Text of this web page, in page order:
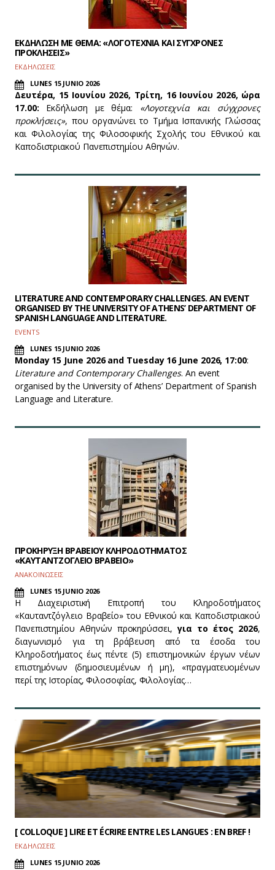
ΕΚΔΗΛΩΣΗ ΜΕ ΘΕΜΑ: «ΛΟΓΟΤΕΧΝΙΑ ΚΑΙ ΣΥΓΧΡΟΝΕΣ
ΠΡΟΚΛΗΣΕΙΣ»
ΕΚΔΗΛΩΣΕΙΣ
LUNES 15 JUNIO 2026
Δευτέρα, 15 Ιουνίου 2026, Τρίτη, 16 Ιουνίου 2026, ώρα
17.00: Εκδήλωση με θέμα: «Λογοτεχνία και σύγχρονες
προκλήσεις», που οργανώνει το Τμήμα Ισπανικής Γλώσσας
και Φιλολογίας της Φιλοσοφικής Σχολής του Εθνικού και
Καποδιστριακού Πανεπιστημίου Αθηνών.
LITERATURE AND CONTEMPORARY CHALLENGES. AN EVENT
ORGANISED BY THE UNIVERSITY OF ATHENS’ DEPARTMENT OF
SPANISH LANGUAGE AND LITERATURE.
EVENTS
LUNES 15 JUNIO 2026
Monday 15 June 2026 and Tuesday 16 June 2026, 17:00:
Literature and Contemporary Challenges. An event
organised by the University of Athens’ Department of Spanish
Language and Literature.
ΠΡΟΚΗΡΥΞΗ ΒΡΑΒΕΙΟΥ ΚΛΗΡΟΔΟΤΗΜΑΤΟΣ
«ΚΑΥΤΑΝΤΖΟΓΛΕΙΟ ΒΡΑΒΕΙΟ»
ΑΝΑΚΟΙΝΩΣΕΙΣ
LUNES 15 JUNIO 2026
Η Διαχειριστική Επιτροπή του Κληροδοτήματος
«Καυταντζόγλειο Βραβείο» του Εθνικού και Καποδιστριακού
Πανεπιστημίου Αθηνών προκηρύσσει, για το έτος 2026,
διαγωνισμό για τη βράβευση από τα έσοδα του
Κληροδοτήματος έως πέντε (5) επιστημονικών έργων νέων
επιστημόνων (δημοσιευμένων ή μη), «πραγματευομένων
περί της Ιστορίας, Φιλοσοφίας, Φιλολογίας…
[ COLLOQUE ] LIRE ET ÉCRIRE ENTRE LES LANGUES : EN BREF !
ΕΚΔΗΛΩΣΕΙΣ
LUNES 15 JUNIO 2026